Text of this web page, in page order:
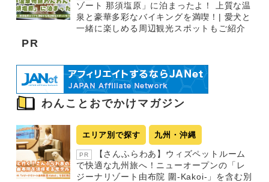
ゾート 那須塩原」に泊まったよ！ 上質な温
泉と豪華多彩なバイキングを満喫！| 愛犬と
一緒に楽しめる周辺観光スポットもご紹介
PR
わんことおでかけマガジン
エリア別で探す 九州・沖縄
PR
【さんふらわあ】ウィズペットルーム
で快適な九州旅へ！ニューオープンの「レ
ジーナリゾート由布院 圍-Kakoi-」を含む別